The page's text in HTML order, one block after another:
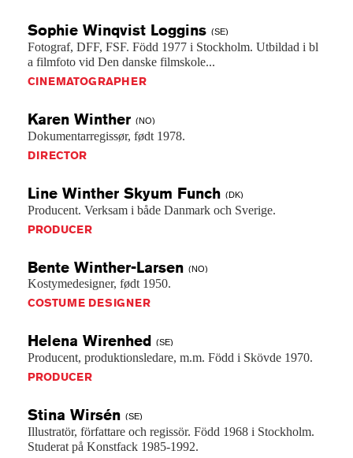
Sophie Winqvist Loggins (SE)
Fotograf, DFF, FSF. Född 1977 i Stockholm. Utbildad i bl
a filmfoto vid Den danske filmskole...
CINEMATOGRAPHER
Karen Winther (NO)
Dokumentarregissør, født 1978.
DIRECTOR
Line Winther Skyum Funch (DK)
Producent. Verksam i både Danmark och Sverige.
PRODUCER
Bente Winther-Larsen (NO)
Kostymedesigner, født 1950.
COSTUME DESIGNER
Helena Wirenhed (SE)
Producent, produktionsledare, m.m. Född i Skövde 1970.
PRODUCER
Stina Wirsén (SE)
Illustratör, författare och regissör. Född 1968 i Stockholm.
Studerat på Konstfack 1985-1992.